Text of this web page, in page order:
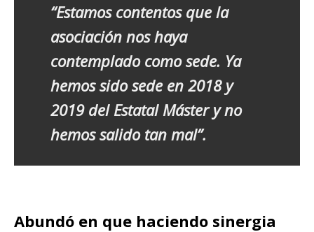
“Estamos contentos que la
asociación nos haya
contemplado como sede. Ya
hemos sido sede en 2018 y
2019 del Estatal Máster y no
hemos salido tan mal”.
Abundó en que haciendo sinergia